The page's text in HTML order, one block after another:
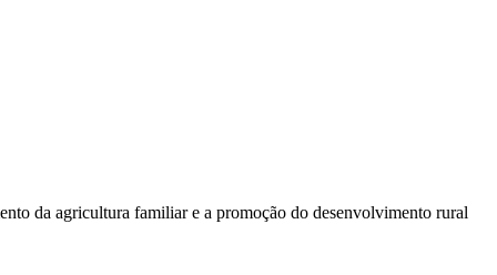
da agricultura familiar e a promoção do desenvolvi­mento rural